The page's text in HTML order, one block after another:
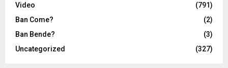
Video
(791)
Ban Come?
(2)
Ban Bende?
(3)
Uncategorized
(327)